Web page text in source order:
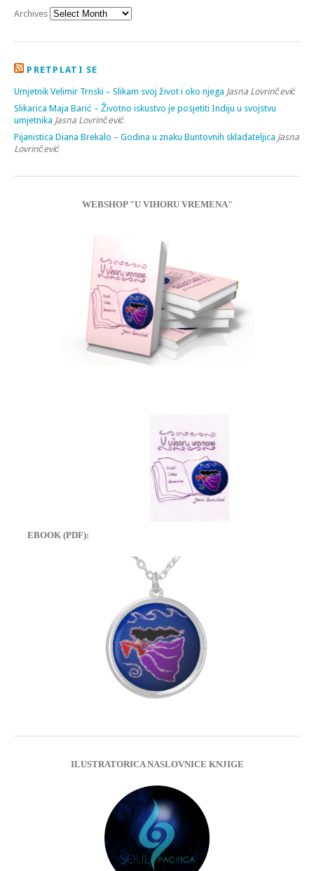
Archives
PRETPLATI SE
Umjetnik Velimir Trnski – Slikam svoj život i oko njega Jasna Lovrinčević
Slikarica Maja Barić – Životno iskustvo je posjetiti Indiju u svojstvu
umjetnika Jasna Lovrinčević
Pijanistica Diana Brekalo – Godina u znaku Buntovnih skladateljica Jasna
Lovrinčević
WEBSHOP "U VIHORU VREMENA"
EBOOK (PDF):
ILUSTRATORICA NASLOVNICE KNJIGE